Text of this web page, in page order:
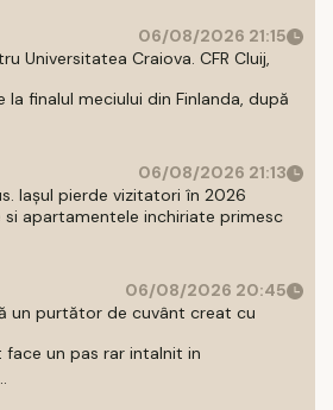
06/08/2026 21:15
Universitatea Craiova. CFR Cluij,
finalul meciului din Finlanda, după
06/08/2026 21:13
Iașul pierde vizitatori în 2026
si apartamentele inchiriate primesc
06/08/2026 20:45
un purtător de cuvânt creat cu
face un pas rar intalnit in